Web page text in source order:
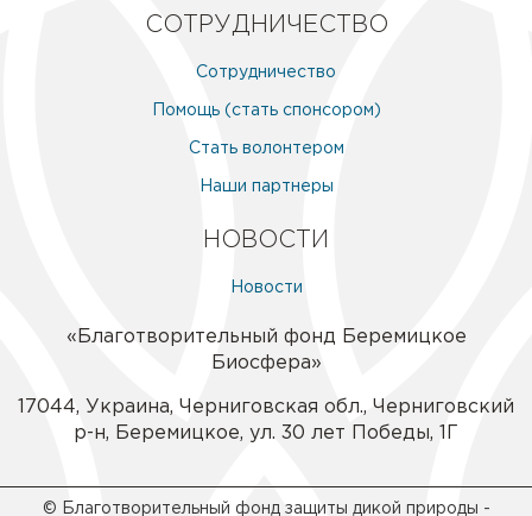
СОТРУДНИЧЕСТВО
Сотрудничество
Помощь (стать спонсором)
Стать волонтером
Наши партнеры
НОВОСТИ
Новости
«Благотворительный фонд Беремицкое
Биосфера»
17044, Украина, Черниговская обл., Черниговский
р-н, Беремицкое, ул. 30 лет Победы, 1Г
© Благотворительный фонд защиты дикой природы -